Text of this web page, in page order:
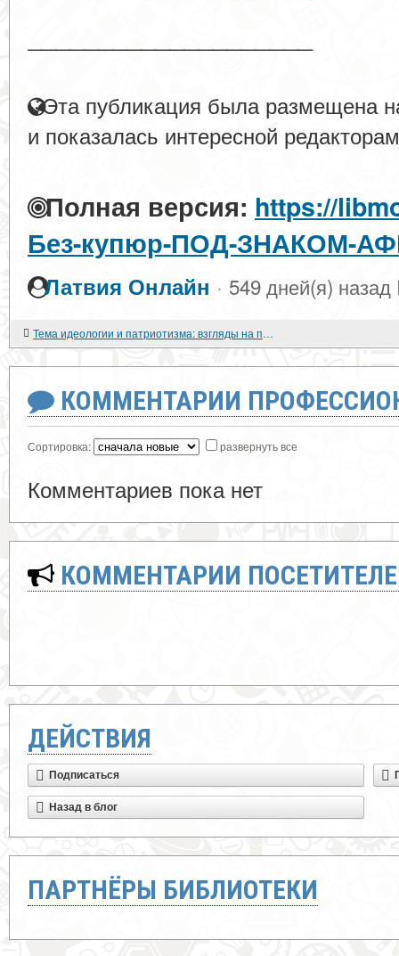
Эта публикация была размещена
и показалась интересной
Полная версия: https://
Без-купюр-ПОД-ЗНАКОМ-
Латвия Онлайн · 549 дней(я) назад
Тема идеологии и патриотизма: взгляды на прошлое, настоящее и будущее в изложении литературы и альтернативной истории.
КОММЕНТАРИИ
Сортировка: развернуть все
Комментариев пока нет
КОММЕНТАРИИ
ДЕЙСТВИЯ
Подписаться
Назад в блог
ПАРТНЁРЫ БИБЛИОТЕКИ